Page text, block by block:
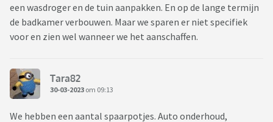
een wasdroger en de tuin aanpakken. En op de lange termijn
de badkamer verbouwen. Maar we sparen er niet specifiek
voor en zien wel wanneer we het aanschaffen.
Tara82
30-03-2023 om 09:13
We hebben een aantal spaarpotjes. Auto onderhoud,